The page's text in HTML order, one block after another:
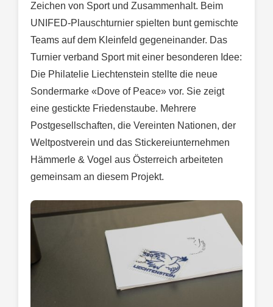
Zeichen von Sport und Zusammenhalt. Beim
UNIFED-Plauschturnier spielten bunt gemischte
Teams auf dem Kleinfeld gegeneinander. Das
Turnier verband Sport mit einer besonderen Idee:
Die Philatelie Liechtenstein stellte die neue
Sondermarke «Dove of Peace» vor. Sie zeigt
eine gestickte Friedenstaube. Mehrere
Postgesellschaften, die Vereinten Nationen, der
Weltpostverein und das Stickereiunternehmen
Hämmerle & Vogel aus Österreich arbeiteten
gemeinsam an diesem Projekt.